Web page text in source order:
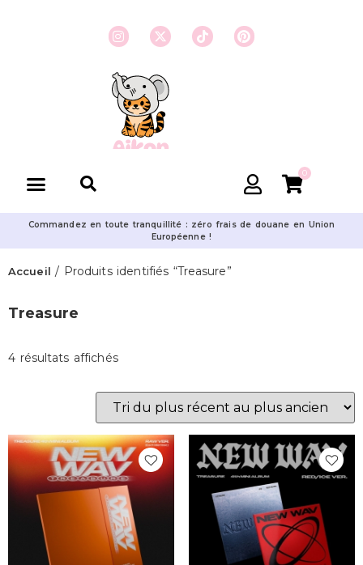
0
Commandez en toute tranquillité : zéro frais de douane en Union
Européenne !
Accueil / Produits identifiés “Treasure”
Treasure
4 résultats affichés